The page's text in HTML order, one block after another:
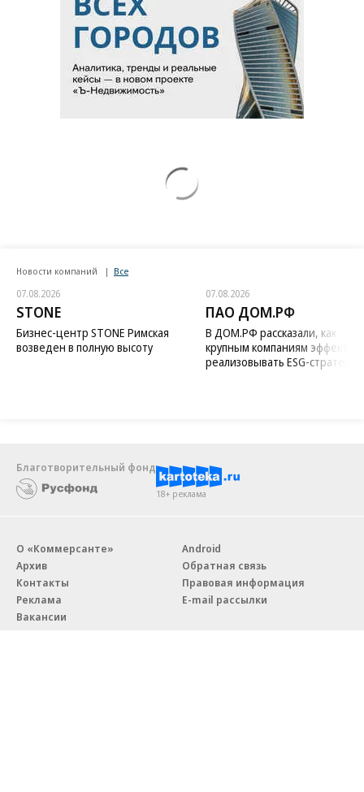
Новости компаний Все
07.08.2026
STONE
Бизнес-центр STONE Римская
возведен в полную высоту
07.08.2026
ПАО ДОМ.РФ
В ДОМ.РФ рассказали, как
крупным компаниям
реализовывать ESG-стратегию
Благотворительный фонд
18+ реклама
О «Коммерсанте»
Архив
Контакты
Реклама
Вакансии
Android
Обратная связь
Правовая информация
E-mail рассылки